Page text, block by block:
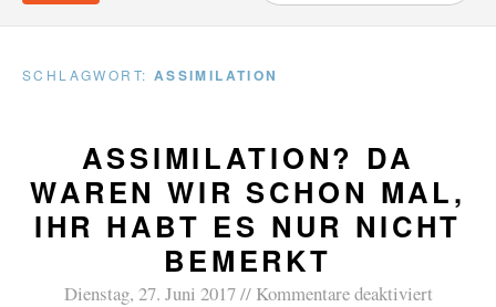
SCHLAGWORT: ASSIMILATION
ASSIMILATION? DA
WAREN WIR SCHON MAL,
IHR HABT ES NUR NICHT
BEMERKT
Dienstag, 27. Juni 2017 Kommentare deaktiviert